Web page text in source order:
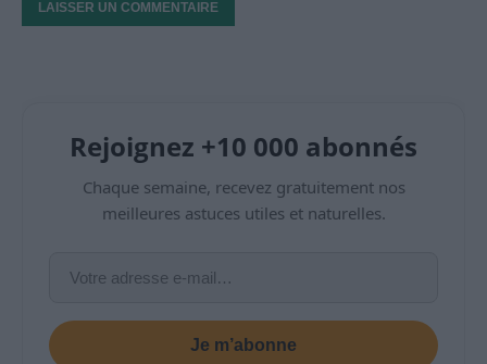
Rejoignez +10 000 abonnés
Chaque semaine, recevez gratuitement nos
meilleures astuces utiles et naturelles.
Je m’abonne